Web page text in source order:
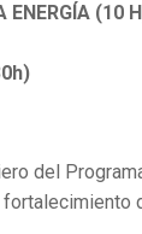
ENERGÍA (10
del